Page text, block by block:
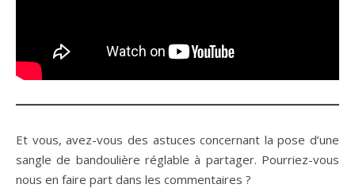
Et vous, avez-vous des astuces concernant la pose d’une
sangle de bandoulière réglable à partager. Pourriez-vous
nous en faire part dans les commentaires ?